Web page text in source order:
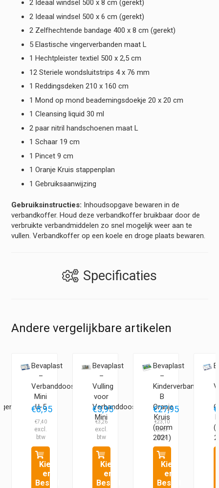
2 Ideaal windsel 500 x 8 cm (gerekt)
2 Ideaal windsel 500 x 6 cm (gerekt)
2 Zelfhechtende bandage 400 x 8 cm (gerekt)
5 Elastische vingerverbanden maat L
1 Hechtpleister textiel 500 x 2,5 cm
12 Steriele wondsluitstrips 4 x 76 mm
1 Reddingsdeken 210 x 160 cm
1 Mond op mond beademingsdoekje 20 x 20 cm
1 Cleansing liquid 30 ml
2 paar nitril handschoenen maat L
1 Schaar 19 cm
1 Pincet 9 cm
1 Oranje Kruis stappenplan
1 Gebruiksaanwijzing
Gebruiksinstructies: Inhoudsopgave bewaren in de
verbandkoffer. Houd deze verbandkoffer bruikbaar door de
verbruikte verbandmiddelen zo snel mogelijk weer aan te
vullen. Verbandkoffer op een koele en droge plaats bewaren.
Specificaties
Andere vergelijkbare artikelen
Bevaplast
–
Verbanddoos
Mini
U-5
€8,95
€7,40
Kies
en
Bestel
Bevaplast
–
Vulling
voor
Verbanddoos
Mini
€3,95
€3,26
Kies
en
Bestel
Bevaplast
–
Kinderverbanddoos
B
Oranje
Kruis
(norm
2021)
€27,95
€23,10
Kies
en
Bestel
€